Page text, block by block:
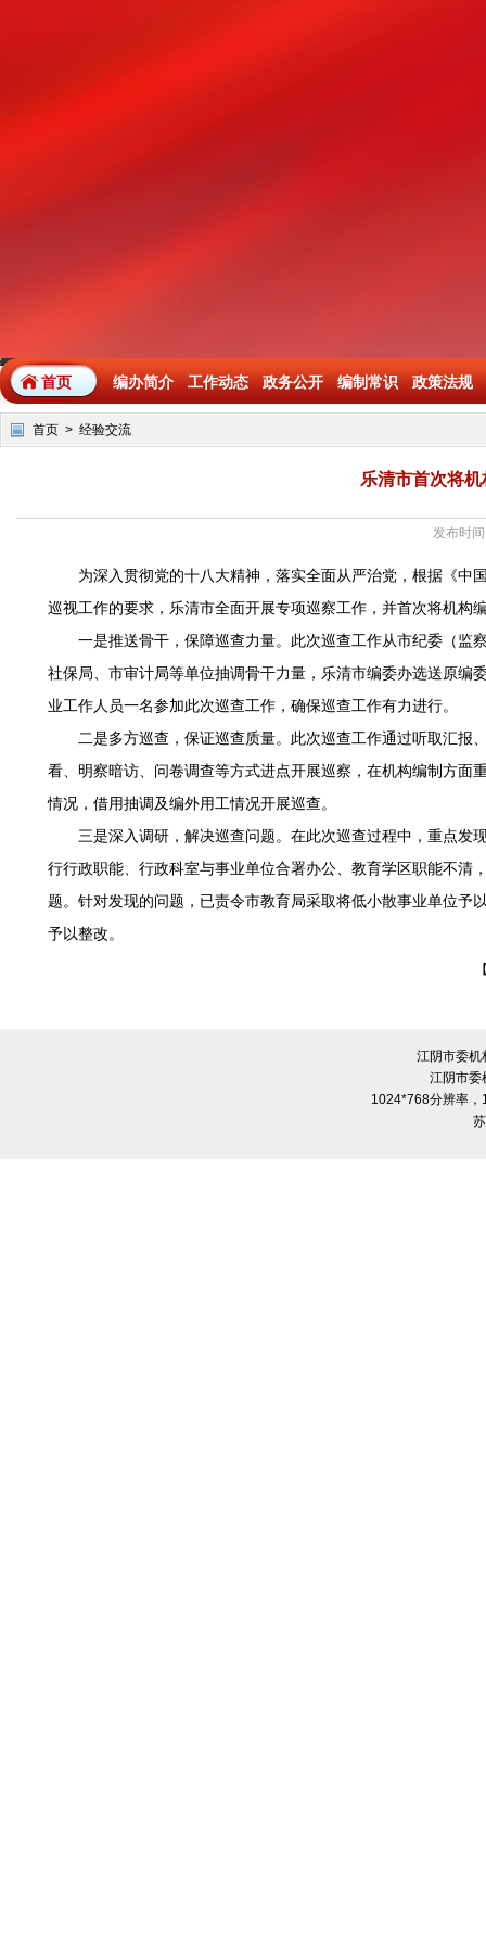
首页 编办简介 工作动态 政务公开 编制常识 政策法规
首页 > 经验交流
乐清市首次将
发布时
为深入贯彻党的十八大精神，落实全面从严治党，根据《中
巡视工作的要求，乐清市全面开展专项巡察工作，并首次将机构
一是推送骨干，保障巡查力量。此次巡查工作从市纪委（监
社保局、市审计局等单位抽调骨干力量，乐清市编委办选送原编
业工作人员一名参加此次巡查工作，确保巡查工作有力进行。
二是多方巡查，保证巡查质量。此次巡查工作通过听取汇报
看、明察暗访、问卷调查等方式进点开展巡察，在机构编制方面
情况，借用抽调及编外用工情况开展巡查。
三是深入调研，解决巡查问题。在此次巡查过程中，重点发
行行政职能、行政科室与事业单位合署办公、教育学区职能不清
题。针对发现的问题，已责令市教育局采取将低小散事业单位予
予以整改。
江阴市委机
江阴市委
1024*768分辨率，